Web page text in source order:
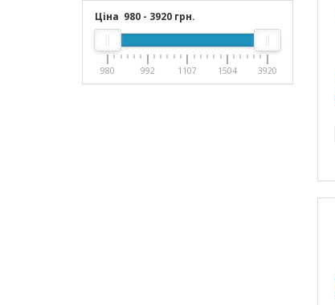
Ціна 980 - 3920 грн.
980 992 1107 1504 3920